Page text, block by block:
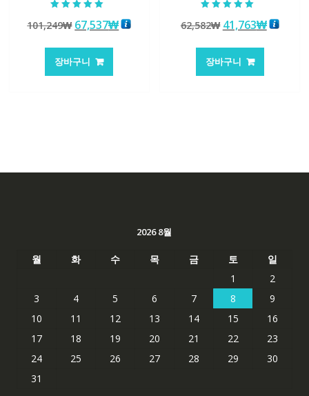
5.00
로 평가됨
101,249₩ 원
가
격:
67,537₩현
장바구니
5.00
로 평가됨
62,582₩ 원
가
격:
41,763₩현
장바구니
2026 8월
월 화 수 목 금 토
일
1
2
3
4 5 6 7 8
9
10
11 12 13 14 15
16
17
18 19 20 21 22
23
24
25 26 27 28 29
30
31